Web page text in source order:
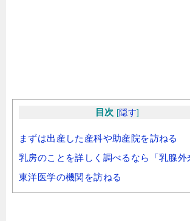
目次 [隠す]
まずは出産した産科や助産院を訪ねる
乳房のことを詳しく調べるなら「乳腺外
東洋医学の機関を訪ねる